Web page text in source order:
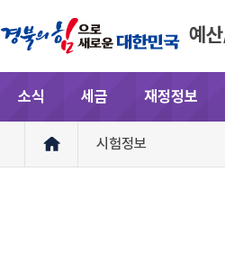
예
소식 세금 재정정보
시험정보